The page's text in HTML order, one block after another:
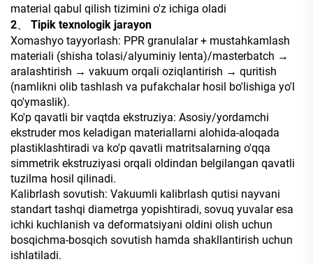
material qabul qilish tizimini o'z ichiga oladi
2、 Tipik texnologik jarayon
Xomashyo tayyorlash: PPR granulalar + mustahkamlash
materiali (shisha tolasi/alyuminiy lenta)/masterbatch →
aralashtirish → vakuum orqali oziqlantirish → quritish
(namlikni olib tashlash va pufakchalar hosil bo'lishiga yo'l
qo'ymaslik).
Ko'p qavatli bir vaqtda ekstruziya: Asosiy/yordamchi
ekstruder mos keladigan materiallarni alohida-aloqada
plastiklashtiradi va ko'p qavatli matritsalarning o'qqa
simmetrik ekstruziyasi orqali oldindan belgilangan qavatli
tuzilma hosil qilinadi.
Kalibrlash sovutish: Vakuumli kalibrlash qutisi nayvani
standart tashqi diametrga yopishtiradi, sovuq yuvalar esa
ichki kuchlanish va deformatsiyani oldini olish uchun
bosqichma-bosqich sovutish hamda shakllantirish uchun
ishlatiladi.